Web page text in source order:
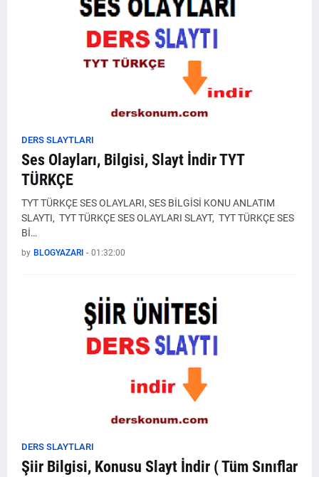
DERS SLAYTLARI
Ses Olayları, Bilgisi, Slayt İndir TYT
TÜRKÇE
TYT TÜRKÇE SES OLAYLARI, SES BİLGİSİ KONU ANLATIM
SLAYTI, TYT TÜRKÇE SES OLAYLARI SLAYT, TYT TÜRKÇE SES
Bİ…
by BLOGYAZARI - 01:32:00
DERS SLAYTLARI
Şiir Bilgisi, Konusu Slayt İndir ( Tüm Sınıflar